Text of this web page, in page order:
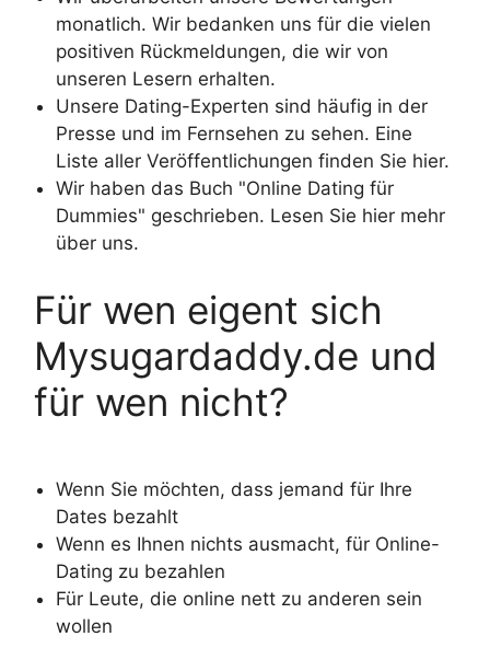
monatlich. Wir bedanken uns für die vielen
positiven Rückmeldungen, die wir von
unseren Lesern erhalten.
Unsere Dating-Experten sind häufig in der
Presse und im Fernsehen zu sehen. Eine
Liste aller Veröffentlichungen finden Sie hier.
Wir haben das Buch "Online Dating für
Dummies" geschrieben. Lesen Sie hier mehr
über uns.
Für wen eigent sich
Mysugardaddy.de und
für wen nicht?
Wenn Sie möchten, dass jemand für Ihre
Dates bezahlt
Wenn es Ihnen nichts ausmacht, für Online-
Dating zu bezahlen
Für Leute, die online nett zu anderen sein
wollen